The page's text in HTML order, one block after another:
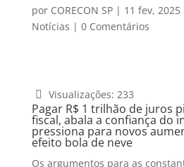
por CORECON SP| 11 fev, 2025
Notícias | 0 Comentários
Visualizações: 233
Pagar R$ 1 trilhão de juros
fiscal, abala a confiança do
pressiona para novos
efeito bola de neve
Os argumentos para as